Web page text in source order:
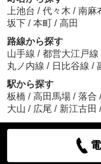
上池台 / 代々木 / 南麻
坂下 / 本町 / 高田
路線から探す
山手線 / 都営大江戸線
丸ノ内線 / 日比谷線 /
駅から探す
板橋 / 高田馬場 / 落合 /
大山 / 広尾 / 新江古田 /